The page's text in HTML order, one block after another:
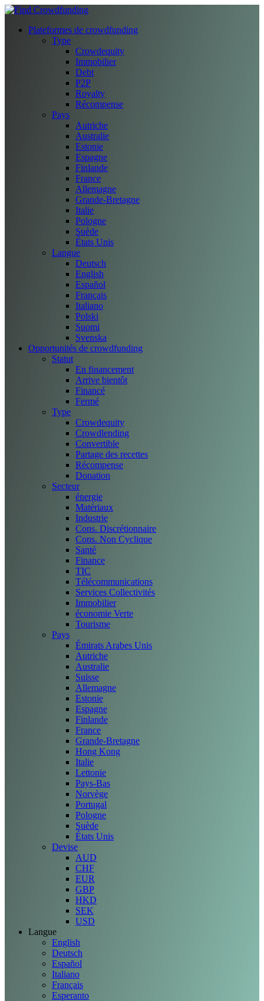
Plateformes de crowdfunding
Type
Crowdequity
Immobilier
Debt
P2P
Royalty
Récompense
Pays
Autriche
Australie
Estonie
Espagne
Finlande
France
Allemagne
Grande-Bretagne
Italie
Pologne
Suède
États Unis
Langue
Deutsch
English
Español
Français
Italiano
Polski
Suomi
Svenska
Opportunités de crowdfunding
Statut
En financement
Arrive bientôt
Financé
Fermé
Type
Crowdequity
Crowdlending
Convertible
Partage des recettes
Récompense
Donation
Secteur
énergie
Matériaux
Industrie
Cons. Discrétionnaire
Cons. Non Cyclique
Santé
Finance
TIC
Télécommunications
Services Collectivités
Immobilier
économie Verte
Tourisme
Pays
Émirats Arabes Unis
Autriche
Australie
Suisse
Allemagne
Estonie
Espagne
Finlande
France
Grande-Bretagne
Hong Kong
Italie
Lettonie
Pays-Bas
Norvège
Portugal
Pologne
Suède
États Unis
Devise
AUD
CHF
EUR
GBP
HKD
SEK
USD
Langue
English
Deutsch
Español
Italiano
Français
Esperanto